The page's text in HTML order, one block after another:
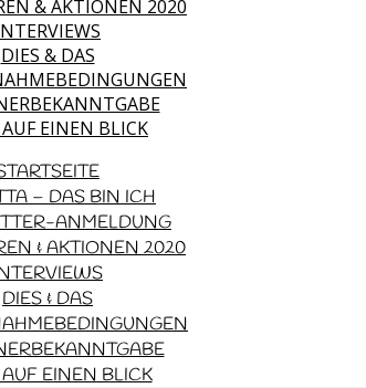
& AKTIONEN 2020
DIES & DAS
EINEN BLICK
– DAS BIN ICH
ANMELDUNG
& AKTIONEN 2020
DIES & DAS
EINEN BLICK